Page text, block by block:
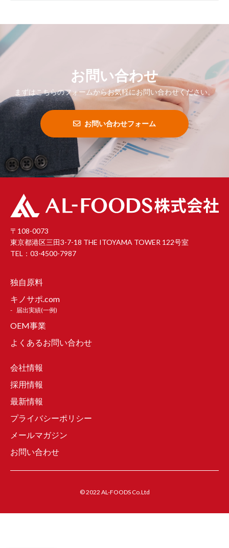
お問い合わせ
まずはこちらのフォームからお気軽にお問い合わせください。
お問い合わせフォーム
〒108-0073
東京都港区三田3-7-18 THE ITOYAMA TOWER 122号室
TEL：03-4500-7987
独自原料
キノサポ.com
届出実績(一例)
OEM事業
よくあるお問い合わせ
会社情報
採用情報
最新情報
プライバシーポリシー
メールマガジン
お問い合わせ
© 2022 AL-FOODS Co.Ltd